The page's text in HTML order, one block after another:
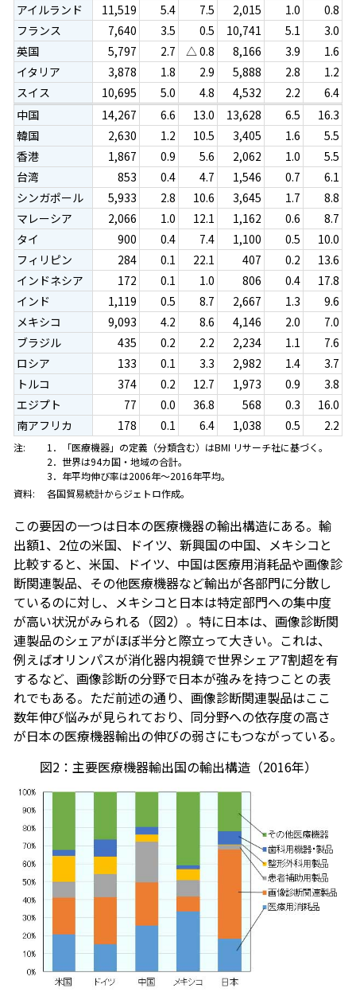
アイルランド
11,519 5.4 7.5 2,015 1.0
0.8
フランス
7,640 3.5 0.5 10,741 5.1
3.0
英国
5,797 2.7 △ 0.8 8,166 3.9
1.6
イタリア
3,878 1.8 2.9 5,888 2.8
1.2
スイス
10,695 5.0 4.8 4,532 2.2
6.4
中国
14,267 6.6 13.0 13,628 6.5
16.3
韓国
2,630 1.2 10.5 3,405 1.6
5.5
香港
1,867 0.9 5.6 2,062 1.0
5.5
台湾
853 0.4 4.7 1,546 0.7
6.1
シンガポール
5,933 2.8 10.6 3,645 1.7
8.8
マレーシア
2,066 1.0 12.1 1,162 0.6
8.7
タイ
900 0.4 7.4 1,100 0.5
10.0
フィリピン
284 0.1 22.1 407 0.2
13.6
インドネシア
172 0.1 1.0 806 0.4
17.8
インド
1,119 0.5 8.7 2,667 1.3
9.6
メキシコ
9,093 4.2 8.6 4,146 2.0
7.0
ブラジル
435 0.2 2.2 2,234 1.1
7.6
ロシア
133 0.1 3.3 2,982 1.4
3.7
トルコ
374 0.2 12.7 1,973 0.9
3.8
エジプト
77 0.0 36.8 568 0.3
16.0
南アフリカ
178 0.1 6.4 1,038 0.5 2.2
注:
1．「医療機器」の定義（分類含む）はBMI リサーチ社に基づく。
2．世界は94カ国・地域の合計。
3．年平均伸び率は2006年～2016年平均。
資料:
各国貿易統計からジェトロ作成。
この要因の一つは日本の医療機器の輸出構造にある。輸
出額1、2位の米国、ドイツ、新興国の中国、メキシコと
比較すると、米国、ドイツ、中国は医療用消耗品や画像診
断関連製品、その他医療機器など輸出が各部門に分散し
ているのに対し、メキシコと日本は特定部門への集中度
が高い状況がみられる（図2）。特に日本は、画像診断関
連製品のシェアがほぼ半分と際立って大きい。これは、
例えばオリンパスが消化器内視鏡で世界シェア7割超を有
するなど、画像診断の分野で日本が強みを持つことの表
れでもある。ただ前述の通り、画像診断関連製品はここ
数年伸び悩みが見られており、同分野への依存度の高さ
が日本の医療機器輸出の伸びの弱さにもつながっている。
図2：主要医療機器輸出国の輸出構造（2016年）